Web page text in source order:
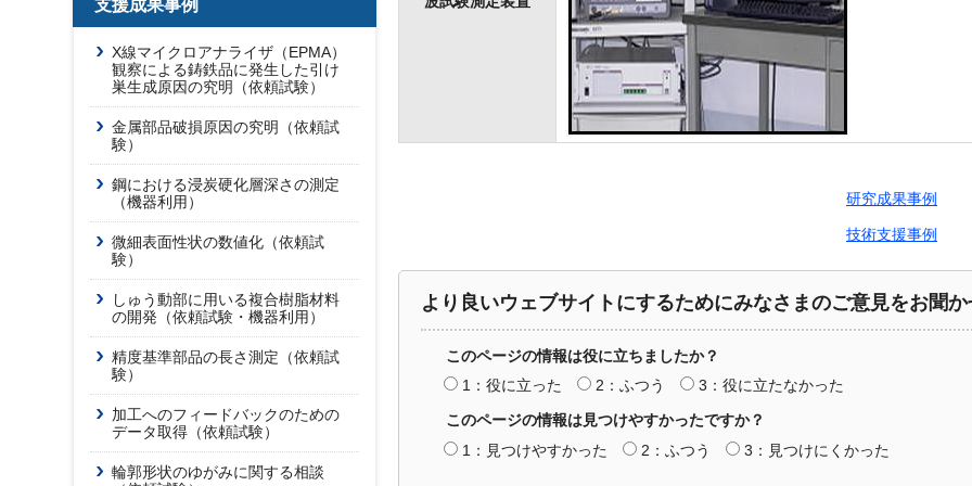
支援成果事例
X線マイクロアナライザ（EPMA）
観察による鋳鉄品に発生した引け
巣生成原因の究明（依頼試験）
金属部品破損原因の究明（依頼試
験）
鋼における浸炭硬化層深さの測定
（機器利用）
微細表面性状の数値化（依頼試
験）
しゅう動部に用いる複合樹脂材料
の開発（依頼試験・機器利用）
精度基準部品の長さ測定（依頼試
験）
加工へのフィードバックのための
データ取得（依頼試験）
輪郭形状のゆがみに関する相談
研究成果事例
技術支援事例
より良いウェブサイトにするためにみなさまのご意見をお聞
このページの情報は役に立ちましたか？
1：役に立った
2：ふつう
3：役に立たなかった
このページの情報は見つけやすかったですか？
1：見つけやすかった
2：ふつう 3：見つけにくかった